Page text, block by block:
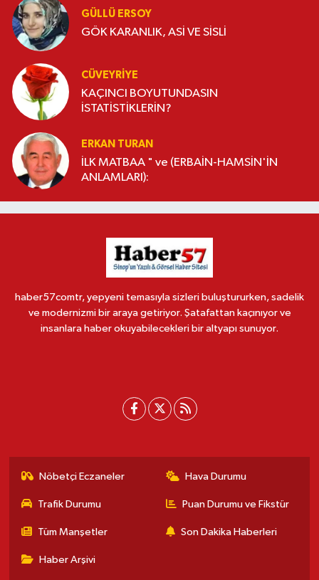
GÜLLÜ ERSOY
GÖK KARANLIK, ASİ VE SİSLİ
CÜVEYRIYE
KAÇINCI BOYUTUNDASIN
İSTATİSTİKLERİN?
ERKAN TURAN
İLK MATBAA " ve (ERBAİN-HAMSİN'İN
ANLAMLARI):
haber57comtr, yepyeni temasıyla sizleri buluştururken, sadelik
ve modernizmi bir araya getiriyor. Şatafattan kaçınıyor ve
insanlara haber okuyabilecekleri bir altyapı sunuyor.
Nöbetçi Eczaneler Hava Durumu
Trafik Durumu Puan Durumu ve Fikstür
Tüm Manşetler Son Dakika Haberleri
Haber Arşivi